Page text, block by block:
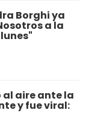
Borghi ya
a la
al aire ante la
y fue viral: